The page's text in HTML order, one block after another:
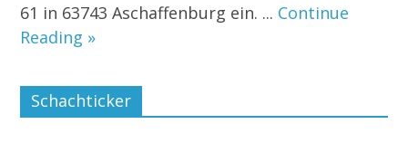
61 in 63743 Aschaffenburg ein. ... Continue
Reading »
Schachticker